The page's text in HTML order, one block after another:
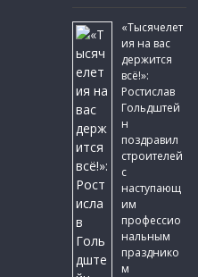
«Тысячелет
ия на вас
держится
всё!»:
Ростислав
Гольдштей
н
поздравил
строителей
с
наступающ
им
профессио
нальным
празднико
м